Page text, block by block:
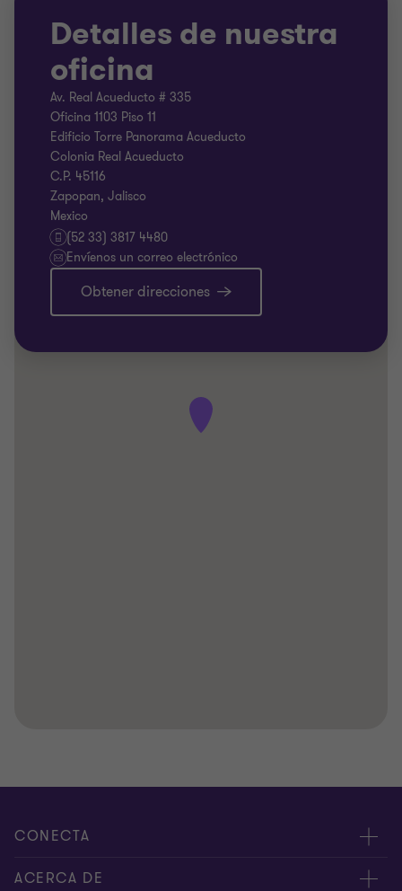
Detalles de nuestra
oficina
Av. Real Acueducto # 335
Oficina 1103 Piso 11
Edificio Torre Panorama Acueducto
Colonia Real Acueducto
C.P. 45116
Zapopan, Jalisco
Mexico
(52 33) 3817 4480
Envíenos un correo electrónico
Obtener direcciones
CONECTA
Nuestros expertos
ACERCA DE